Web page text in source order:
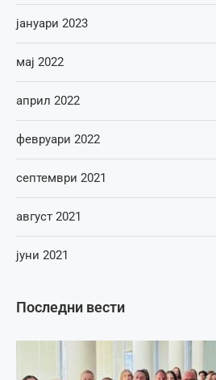
Последни вести
јануари 2023
мај 2022
април 2022
февруари 2022
септември 2021
август 2021
јуни 2021